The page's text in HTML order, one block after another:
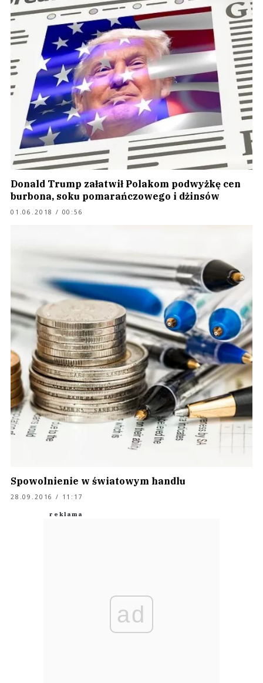
Donald Trump załatwił Polakom podwyżkę cen
burbona, soku pomarańczowego i dżinsów
01.06.2018 / 00:56
Spowolnienie w światowym handlu
28.09.2016 / 11:17
ad